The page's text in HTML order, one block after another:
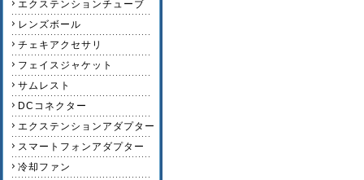
エクステンションチューブ
レンズボール
チェキアクセサリ
フェイスジャケット
サムレスト
DCコネクター
エクステンションアダプター
スマートフォンアダプター
冷却ファン